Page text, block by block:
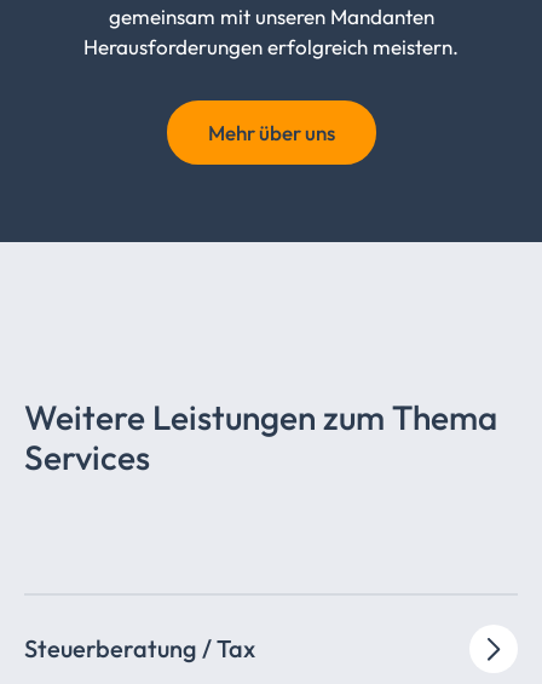
gemeinsam mit unseren Mandanten
Herausforderungen erfolgreich meistern.
Mehr über uns
Weitere Leistungen zum Thema
Services
Steuerberatung / Tax